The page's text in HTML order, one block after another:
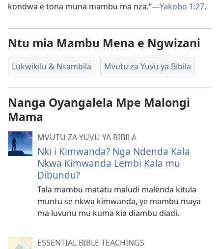
kondwa e tona muna mambu ma nza.”—Yakobo 1:27.
Ntu mia Mambu Mena e Ngwizani
Lukwikilu & Nsambila Mvutu za Yuvu ya Bibila
Nanga Oyangalela Mpe Malongi
Mama
MVUTU ZA YUVU YA BIBILA
Nki i Kimwanda? Nga Ndenda Kala
Nkwa Kimwanda Lembi Kala mu
Dibundu?
Tala mambu matatu maludi malenda kitula
muntu se nkwa kimwanda, ye mambu maya
ma luvunu mu kuma kia diambu diadi.
ESSENTIAL BIBLE TEACHINGS